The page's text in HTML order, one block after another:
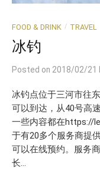
FOOD & DRINK / TRAVEL
冰钓
Posted on 2018/02/21
冰钓点位于三河市往
可以到达，从40号高
一些内容都在https://
于有20多个服务商提
可以在线预约。服务
长...